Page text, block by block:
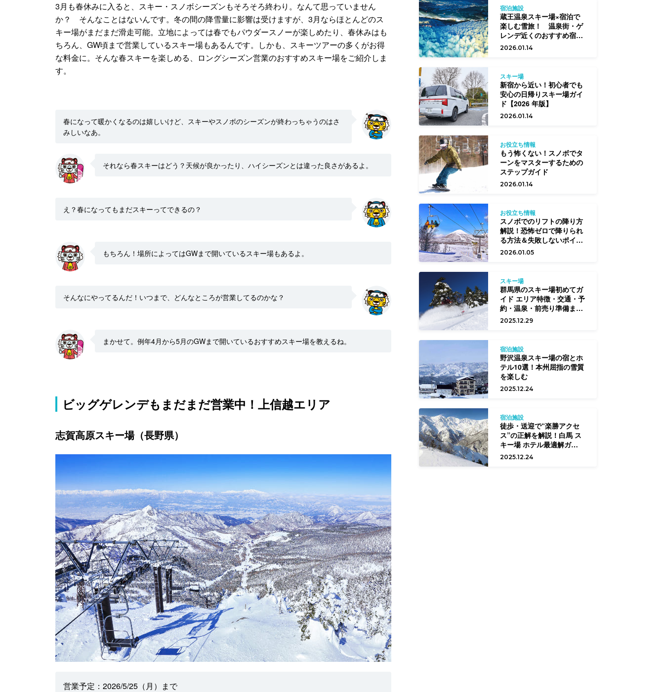
3月も春休みに入ると、スキー・スノボシーズンもそろそろ終わり。なんて思っていません
か？ そんなことはないんです。冬の間の降雪量に影響は受けますが、3月ならほとんどのス
キー場がまだまだ滑走可能。立地によっては春でもパウダースノーが楽しめたり、春休みはも
ちろん、GW頃まで営業しているスキー場もあるんです。しかも、スキーツアーの多くがお得
な料金に。そんな春スキーを楽しめる、ロングシーズン営業のおすすめスキー場をご紹介しま
す。
春になって暖かくなるのは嬉しいけど、スキーやスノボのシーズンが終わっちゃうのはさ
みしいなあ。
それなら春スキーはどう？天候が良かったり、ハイシーズンとは違った良さがあるよ。
え？春になってもまだスキーってできるの？
もちろん！場所によってはGWまで開いているスキー場もあるよ。
そんなにやってるんだ！いつまで、どんなところが営業してるのかな？
まかせて。例年4月から5月のGWまで開いているおすすめスキー場を教えるね。
ビッグゲレンデもまだまだ営業中！上信越エリア
志賀高原スキー場（長野県）
営業予定：2026/5/25（月）まで
宿泊施設
蔵王温泉スキー場×宿泊で
楽しむ雪旅！ 温泉街・ゲ
レンデ近くのおすすめ宿と
選び方
2026.01.14
スキー場
新宿から近い！初心者でも
安心の日帰りスキー場ガイ
ド【2026 年版】
2026.01.14
お役立ち情報
もう怖くない！スノボでタ
ーンをマスターするための
ステップガイド
2026.01.14
お役立ち情報
スノボでのリフトの降り方
解説！恐怖ゼロで降りられ
る方法＆失敗しないポイン
ト
2026.01.05
スキー場
群馬県のスキー場初めてガ
イド エリア特徴・交通・予
約・温泉・前売り準備まで
完全網羅
2025.12.29
宿泊施設
野沢温泉スキー場の宿とホ
テル10選！本州屈指の雪質
を楽しむ
2025.12.24
宿泊施設
徒歩・送迎で“楽勝アクセ
ス”の正解を解説！白馬 ス
キー場 ホテル最適解ガイド
【初中級向け】
2025.12.24